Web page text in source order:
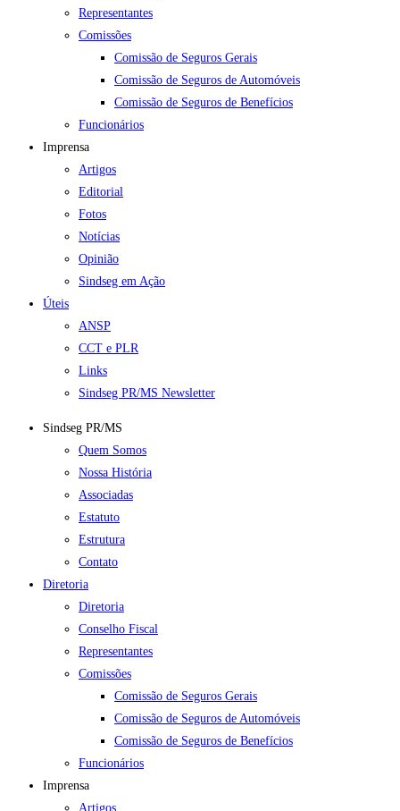
Representantes
Comissões
Comissão de Seguros Gerais
Comissão de Seguros de Automóveis
Comissão de Seguros de Benefícios
Funcionários
Imprensa
Artigos
Editorial
Fotos
Notícias
Opinião
Sindseg em Ação
Úteis
ANSP
CCT e PLR
Links
Sindseg PR/MS Newsletter
Sindseg PR/MS
Quem Somos
Nossa História
Associadas
Estatuto
Estrutura
Contato
Diretoria
Diretoria
Conselho Fiscal
Representantes
Comissões
Comissão de Seguros Gerais
Comissão de Seguros de Automóveis
Comissão de Seguros de Benefícios
Funcionários
Imprensa
Artigos